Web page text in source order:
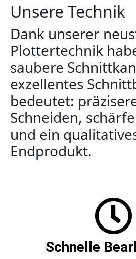
Unsere Technik
Dank unserer
Plottertechnik
saubere
exzellentes
bedeutet:
Schneiden,
und ein
Endprodukt.
Schnelle